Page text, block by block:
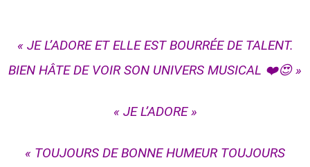
« JE L’ADORE ET ELLE EST BOURRÉE DE TALENT.
BIEN HÂTE DE VOIR SON UNIVERS MUSICAL ❤️😍 »
« JE L’ADORE »
« TOUJOURS DE BONNE HUMEUR TOUJOURS